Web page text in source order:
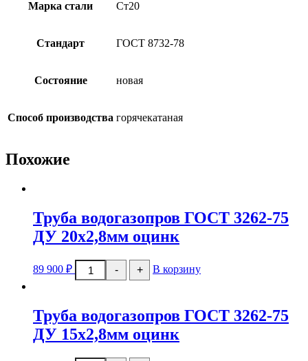
Марка стали Ст20
Стандарт ГОСТ 8732-78
Состояние новая
Способ производства горячекатаная
Похожие
Труба водогазопров ГОСТ 3262-75
ДУ 20х2,8мм оцинк
89 900 ₽ -
Количество
товара
3262-
75
ДУ
+ В корзину
Труба водогазопров ГОСТ 3262-75
ДУ 15х2,8мм оцинк